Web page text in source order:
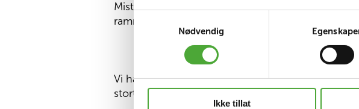
Samtykkevalg
Nødvendig
Ikke tillat
Misto Dobra ønsker å gi disse barna enda bedre
rammet av krigen og trenger hjelp.
Vi håper vårens innsamlingsaksjon kan gi et
stort, og gi viktig hjelp og støtte til barn som har